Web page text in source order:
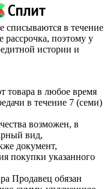
списываются в течение
рассрочка, поэтому у
истории и
товара в любое время
в течение 7 (семи)
возможен, в
вид,
документ,
покупки указанного
Продавец обязан